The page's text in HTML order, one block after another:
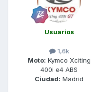
Usuarios
1,6k
Moto: Kymco Xciting
400i e4 ABS
Ciudad: Madrid